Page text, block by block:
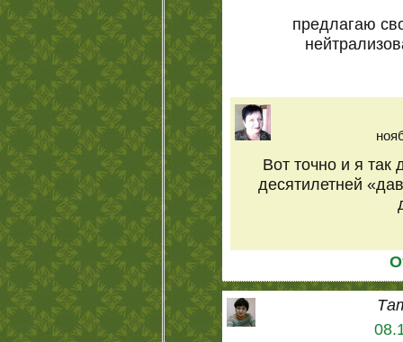
предлагаю
Вот точно и я
десятилетней